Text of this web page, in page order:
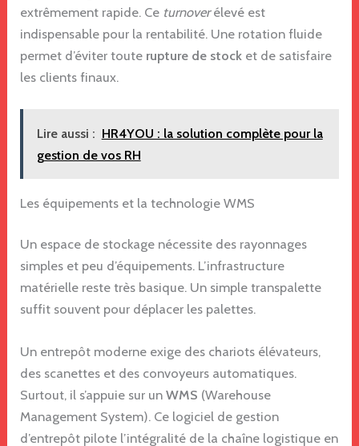
extrêmement rapide. Ce turnoverélevé est
indispensable pour la rentabilité. Une rotation fluide
permet d’éviter toute rupture de stock et de satisfaire
les clients finaux.
Lire aussi : HR4YOU : la solution complète pour la
gestion de vos RH
Les équipements et la technologie WMS
Un espace de stockage nécessite des rayonnages
simples et peu d’équipements. L’infrastructure
matérielle reste très basique. Un simple transpalette
suffit souvent pour déplacer les palettes.
Un entrepôt moderne exige des chariots élévateurs,
des scanettes et des convoyeurs automatiques.
Surtout, il s’appuie sur unWMS (Warehouse
Management System). Ce logiciel de gestion
d’entrepôt pilote l’intégralité de la chaîne logistique en